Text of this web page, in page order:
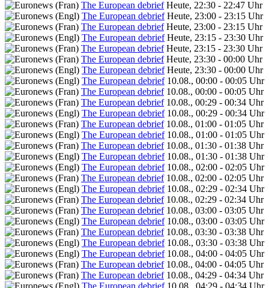
The European debrief Heute, 22:30 - 22:47 Uhr
The European debrief Heute, 23:00 - 23:15 Uhr
The European debrief Heute, 23:00 - 23:15 Uhr
The European debrief Heute, 23:15 - 23:30 Uhr
The European debrief Heute, 23:15 - 23:30 Uhr
The European debrief Heute, 23:30 - 00:00 Uhr
The European debrief Heute, 23:30 - 00:00 Uhr
The European debrief 10.08., 00:00 - 00:05 Uhr
The European debrief 10.08., 00:00 - 00:05 Uhr
The European debrief 10.08., 00:29 - 00:34 Uhr
The European debrief 10.08., 00:29 - 00:34 Uhr
The European debrief 10.08., 01:00 - 01:05 Uhr
The European debrief 10.08., 01:00 - 01:05 Uhr
The European debrief 10.08., 01:30 - 01:38 Uhr
The European debrief 10.08., 01:30 - 01:38 Uhr
The European debrief 10.08., 02:00 - 02:05 Uhr
The European debrief 10.08., 02:00 - 02:05 Uhr
The European debrief 10.08., 02:29 - 02:34 Uhr
The European debrief 10.08., 02:29 - 02:34 Uhr
The European debrief 10.08., 03:00 - 03:05 Uhr
The European debrief 10.08., 03:00 - 03:05 Uhr
The European debrief 10.08., 03:30 - 03:38 Uhr
The European debrief 10.08., 03:30 - 03:38 Uhr
The European debrief 10.08., 04:00 - 04:05 Uhr
The European debrief 10.08., 04:00 - 04:05 Uhr
The European debrief 10.08., 04:29 - 04:34 Uhr
The European debrief 10.08., 04:29 - 04:34 Uhr